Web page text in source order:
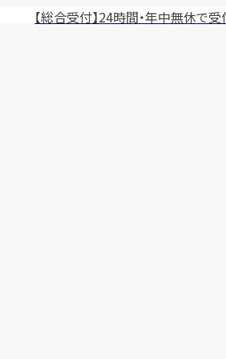
【総合受付】24時間・年中無休で受